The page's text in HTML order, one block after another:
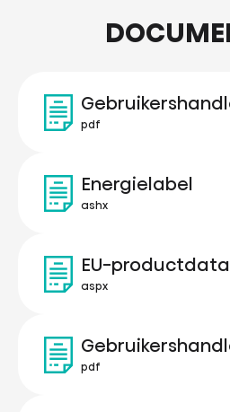
pdf
Energielabel
ashx
EU-
aspx
pdf